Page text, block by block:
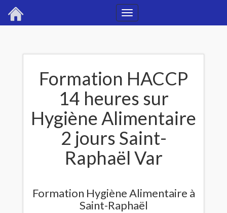
Toggle
Formation HACCP
14 heures sur
Hygiène Alimentaire
2 jours Saint-
Raphaël Var
Formation Hygiène Alimentaire à
Saint-Raphaël